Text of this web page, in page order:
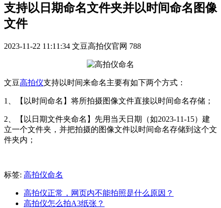
支持以日期命名文件夹并以时间命名图像
文件
2023-11-22 11:11:34 文豆高拍仪官网 788
文豆高拍仪支持以时间来命名主要有如下两个方式：
1、【以时间命名】将所拍摄图像文件直接以时间命名存储；
2、【以日期文件夹命名】先用当天日期（如2023-11-15）建
立一个文件夹，并把拍摄的图像文件以时间命名存储到这个文
件夹内；
标签: 高拍仪命名
高拍仪正常，网页内不能拍照是什么原因？
高拍仪怎么拍A3纸张？